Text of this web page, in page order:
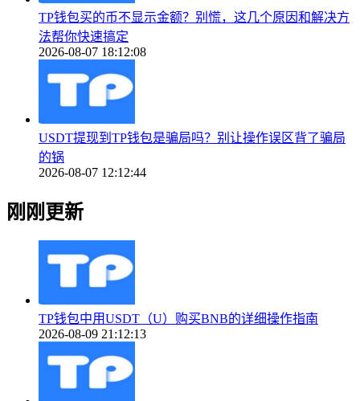
TP钱包买的币不显示金额？别慌，这几个原因和解决方
法帮你快速搞定
2026-08-07 18:12:08
USDT提现到TP钱包是骗局吗？别让操作误区背了骗局
的锅
2026-08-07 12:12:44
刚刚更新
TP钱包中用USDT（U）购买BNB的详细操作指南
2026-08-09 21:12:13